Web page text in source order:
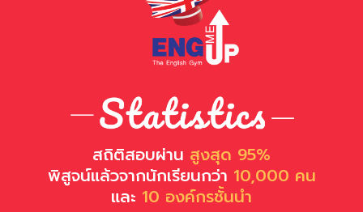
สถิติสอบผ่าน สูงสุด 95%
พิสูจน์แล้วจากนักเรียนกว่า 10,000 คน
และ 10 องค์กรชั้นนำ